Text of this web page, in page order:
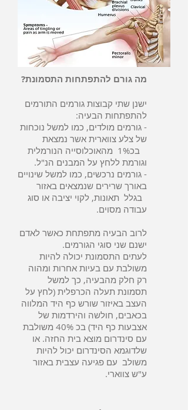
מה גורם להתפתחות התסמונת?
ישנן שתי קבוצות גורמים התורמים
להתפתחות הבעיה:
- גורמים מולדים, כמו למשל נוכחות
של צלע צווארית אשר נמצאת
בכ1% מהאוכלוסייה הנורמלית
וגורמת ללחץ על המבנים הנ"ל.
- גורמים נרכשים, כמו למשל שינויים
באורך שרירים שנמצאים באזור
בגלל תאונות, לקוי יציבה או סוג
עבודה מסוים.
לרוב הבעיה מתפתחת כאשר לאדם
ישנם שני סוגי הגורמים.
לעתים התסמונת יכולה להיות
משולבת עם בעיות אחרות ומהוה
רק חלק מהבעיה, כך למשל
תסמונת תעלה הכרפלית (לחץ על
העצב באיזור שורש כף היד המלווה
בכאבים, חולשה והירדמות של
אצבעות כף היד) בכ 40% משולבת
עם סינדרום מוצא בית החזה. או
שלדוגמא הסינדרום יכול להיות
משולב עם פגיעה עצבית באזור
ע"ש צווארי.